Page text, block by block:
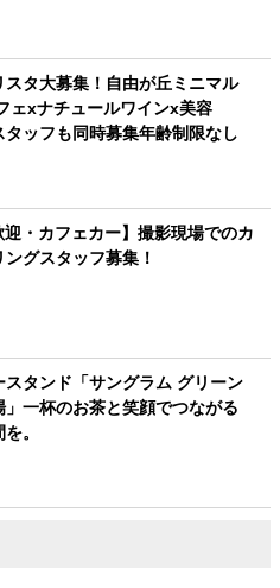
タ大募集！自由が丘ミニマル
ェxナチュールワインx美容
タッフも同時募集年齢制限なし
迎・カフェカー】撮影現場でのカ
グスタッフ募集！
スタンド「サングラム グリーン
」一杯のお茶と笑顔でつながる
。